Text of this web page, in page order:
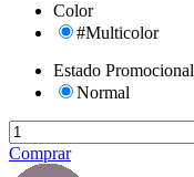
Color
#Multicolor
Estado Promocional
Normal
Comprar